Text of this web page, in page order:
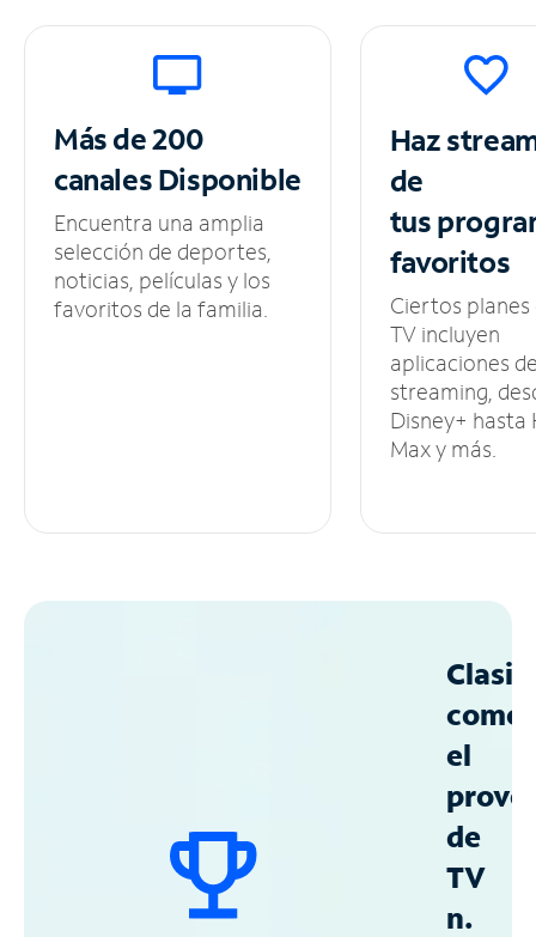
Más de 200
canalesDisponible
Encuentra una amplia
selección de deportes,
noticias, películas y los
favoritos de la familia.
Haz
de
tus
favoritos
Ciertos planes
TV incluyen
aplicaciones
streaming,
Disney+ hasta
Max y más.
como
el
de
TV
n.